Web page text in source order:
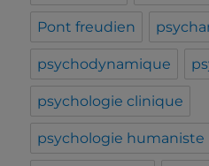
Pont freudien
psychodynamique
psychologie clinique
psychologie humaniste